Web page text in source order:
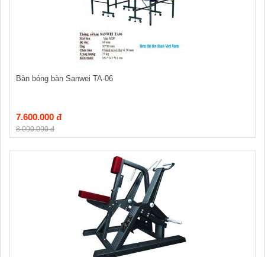
Bàn bóng bàn Sanwei TA-06
7.600.000 đ
8.000.000 đ